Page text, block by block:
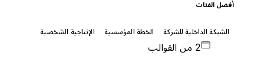
أفضل الفئات
الشبكة الداخلية للشركة الخطة المؤسسية الإنتاجية الشخصية